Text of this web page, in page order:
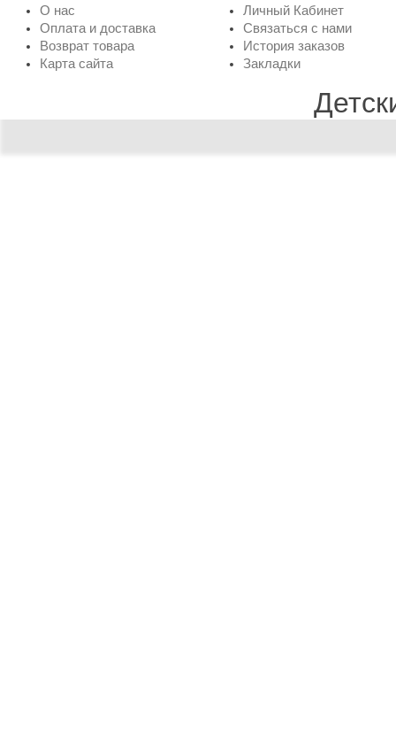
О нас
Оплата и доставка
Возврат товара
Карта сайта
Личный Кабинет
Связаться с нами
История заказов
Закладки